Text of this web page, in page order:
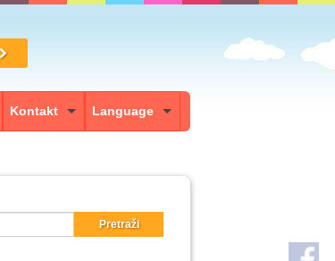
Kontakt Language